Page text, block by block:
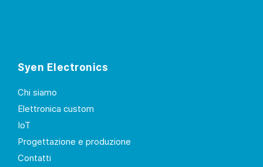
Syen Electronics
Chi siamo
Elettronica custom
IoT
Progettazione e produzione
Contatti